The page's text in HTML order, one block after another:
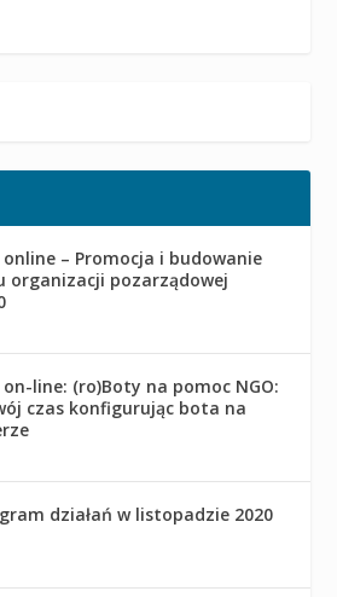
online – Promocja i budowanie
organizacji pozarządowej
on-line: (ro)Boty na pomoc NGO:
czas konfigurując bota na
działań w listopadzie 2020